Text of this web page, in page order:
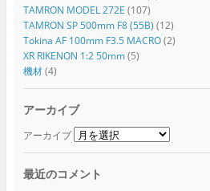
TAMRON MODEL 272E (107)
TAMRON SP 500mm F8 (55B) (12)
Tokina AF 100mm F3.5 MACRO(2)
XR RIKENON 1:2 50mm(5)
機材(4)
アーカイブ
アーカイブ
最近のコメント